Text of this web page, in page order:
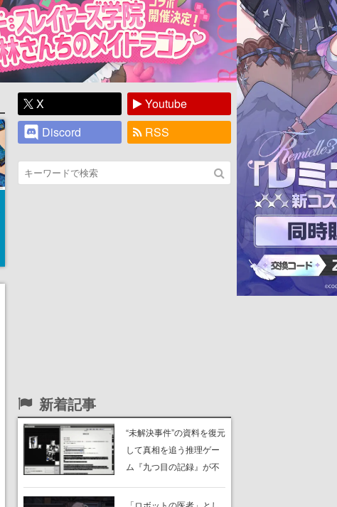
X
Youtube
Discord
RSS
新着記事
“未解決事件”の資料を復元
して真相を追う推理ゲー
ム『九つ目の記録』が不
事が残した資料の証言や
「ロボットの医者」とし